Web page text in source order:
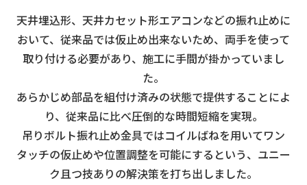
天井埋込形、天井カセット形エアコンなどの振れ止めに
おいて、 従来品では仮止め出来ないため、両手を使って
取り付ける必要があり、施工に手間が掛かっていまし
た。
あらかじめ部品を組付け済みの状態で提供することによ
り、従来品に比べ圧倒的な時間短縮を実現。
吊りボルト振れ止め金具ではコイルばねを用いてワン
タッチの仮止めや位置調整を可能にするという、 ユニー
ク且つ技ありの解決策を打ち出しました。